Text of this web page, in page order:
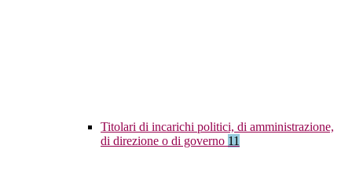
Titolari di incarichi politici, di amministrazione,
di direzione o di governo 11